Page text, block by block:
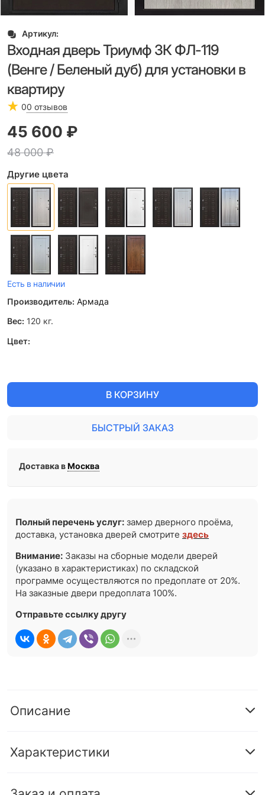
Артикул:
Входная дверь Триумф 3К ФЛ-119
(Венге / Беленый дуб) для установки в
квартиру
00 отзывов
48 000 ₽
45 600 ₽
Другие цвета
Есть в наличии
Производитель: Армада
Вес: 120 кг.
Цвет:
В КОРЗИНУ
БЫСТРЫЙ ЗАКАЗ
Доставка вМосква
Полный перечень услуг: замер дверного проёма,
доставка, установка дверей смотритездесь
Внимание: Заказы на сборные модели дверей
(указано в характеристиках) по складской
программе осуществляются по предоплате от 20%.
На заказные двери предоплата 100%.
Отправьте ссылку другу
Описание
Характеристики